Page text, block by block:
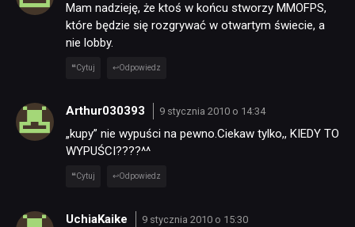
Mam nadzieję, że ktoś w końcu stworzy MMOFPS,
które będzie się rozgrywać w otwartym świecie, a
nie lobby.
Cytuj Odpowiedz
Arthur030393 9 stycznia 2010 o 14:34
„kupy” nie wypuści na pewno.Ciekaw tylko,, KIEDY TO
WYPUŚCI????^^
Cytuj Odpowiedz
UchiaKaike 9 stycznia 2010 o 15:30